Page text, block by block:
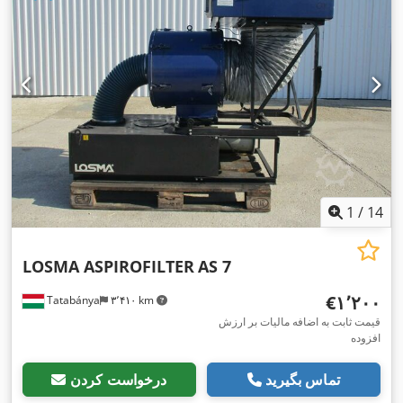
1 / 14
Tatabánya ۳٬۴۱۰ km
LOSMA ASPIROFILTERAS 7
‎€۱٬۲۰۰
قیمت ثابت به اضافه مالیات بر ارزش
افزوده
درخواست کردن تماس بگیرید